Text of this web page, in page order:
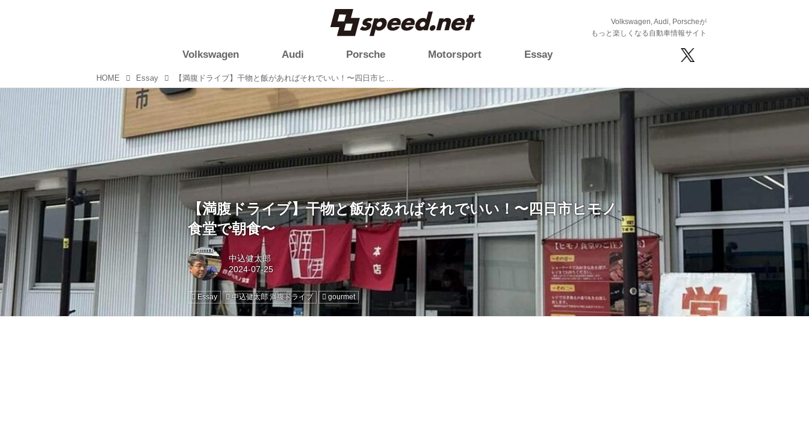
Volkswagen, Audi, Porscheが
もっと楽しくなる自動車情報サイト
Volkswagen Audi Porsche Motorsport Essay
HOME Essay 【満腹ドライブ】干物と飯があればそれでいい！〜四日市ヒモノ食堂で朝食〜
【満腹ドライブ】干物と飯があればそれでいい！〜四日市ヒモノ
食堂で朝食〜
中込健太郎
Essay 中込健太郎 満腹ドライブ gourmet